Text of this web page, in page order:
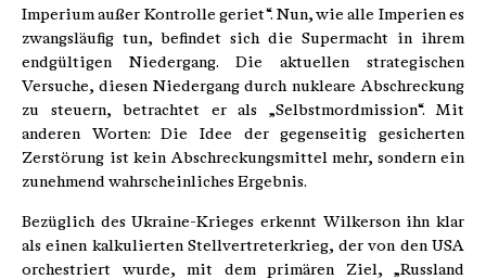
Imperium außer Kontrolle geriet“. Nun, wie alle Imperien es
zwangsläufig tun, befindet sich die Supermacht in ihrem
endgültigen Niedergang. Die aktuellen strategischen
Versuche, diesen Niedergang durch nukleare Abschreckung
zu steuern, betrachtet er als „Selbstmordmission“. Mit
anderen Worten: Die Idee der gegenseitig gesicherten
Zerstörung ist kein Abschreckungsmittel mehr, sondern ein
zunehmend wahrscheinliches Ergebnis.
Bezüglich des Ukraine-Krieges erkennt Wilkerson ihn klar
als einen kalkulierten Stellvertreterkrieg, der von den USA
orchestriert wurde, mit dem primären Ziel, „Russland